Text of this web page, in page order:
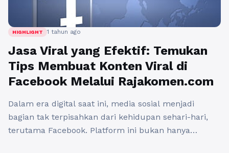
HIGHLIGHT 1 tahun ago
Jasa Viral yang Efektif: Temukan
Tips Membuat Konten Viral di
Facebook Melalui Rajakomen.com
Dalam era digital saat ini, media sosial menjadi
bagian tak terpisahkan dari kehidupan sehari-hari,
terutama Facebook. Platform ini bukan hanya